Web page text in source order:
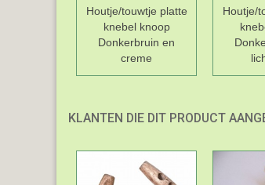
Houtje/touwtje platte
knebel knoop
Donkerbruin en
creme
Houtje/
KLANTEN DIE DIT PRODUCT